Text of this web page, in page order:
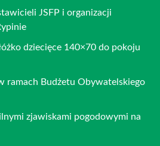
JSFP i organizacji
dziecięce 140×70 do pokoju
ramach Budżetu Obywatelskiego
zjawiskami pogodowymi na